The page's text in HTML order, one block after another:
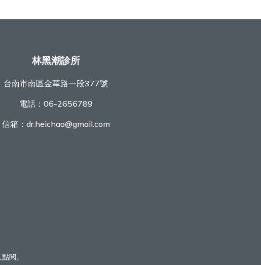
林黑潮診所
台南市南區金華路一段377號
電話： 06-2656789
信箱： dr.heichao@gmail.com
閱。